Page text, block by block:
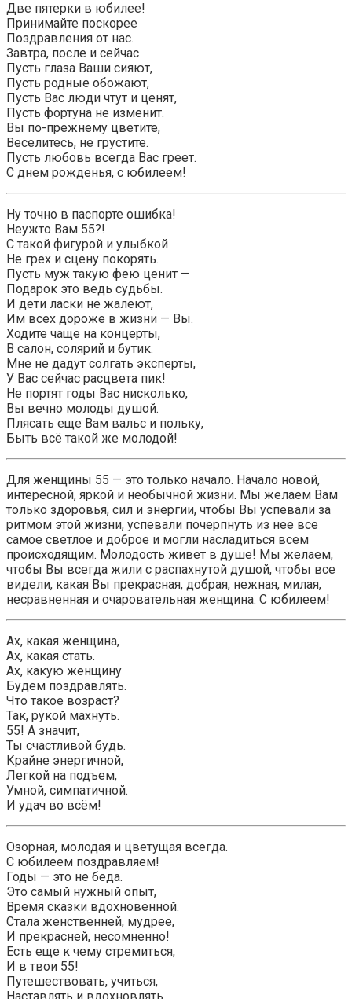
Две пятерки в юбилее!
Принимайте поскорее
Поздравления от нас.
Завтра, после и сейчас
Пусть глаза Ваши сияют,
Пусть родные обожают,
Пусть Вас люди чтут и ценят,
Пусть фортуна не изменит.
Вы по-прежнему цветите,
Веселитесь, не грустите.
Пусть любовь всегда Вас греет.
С днем рожденья, с юбилеем!
Ну точно в паспорте ошибка!
Неужто Вам 55?!
С такой фигурой и улыбкой
Не грех и сцену покорять.
Пусть муж такую фею ценит —
Подарок это ведь судьбы.
И дети ласки не жалеют,
Им всех дороже в жизни — Вы.
Ходите чаще на концерты,
В салон, солярий и бутик.
Мне не дадут солгать эксперты,
У Вас сейчас расцвета пик!
Не портят годы Вас нисколько,
Вы вечно молоды душой.
Плясать еще Вам вальс и польку,
Быть всё такой же молодой!
Для женщины 55 — это только начало. Начало новой,
интересной, яркой и необычной жизни. Мы желаем Вам
только здоровья, сил и энергии, чтобы Вы успевали за
ритмом этой жизни, успевали почерпнуть из нее все
самое светлое и доброе и могли насладиться всем
происходящим. Молодость живет в душе! Мы желаем,
чтобы Вы всегда жили с распахнутой душой, чтобы все
видели, какая Вы прекрасная, добрая, нежная, милая,
несравненная и очаровательная женщина. С юбилеем!
Ах, какая женщина,
Ах, какая стать.
Ах, какую женщину
Будем поздравлять.
Что такое возраст?
Так, рукой махнуть.
55! А значит,
Ты счастливой будь.
Крайне энергичной,
Легкой на подъем,
Умной, симпатичной.
И удач во всём!
Озорная, молодая и цветущая всегда.
С юбилеем поздравляем!
Годы — это не беда.
Это самый нужный опыт,
Время сказки вдохновенной.
Стала женственней, мудрее,
И прекрасней, несомненно!
Есть еще к чему стремиться,
И в твои 55!
Путешествовать, учиться,